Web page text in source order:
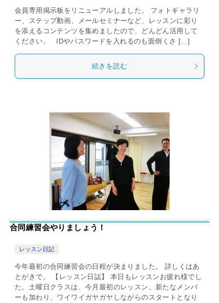
会員専用掲示板をリニューアルしました。 フォトギャラリ
ー、ステップ動画、メールセミナーなど、レッスンに彩り
を添えるコンテンツを集めましたので、どんどん活用して
ください。 IDやパスワードを入れるのも面倒くさ […]
続きを読む
合同練習会やりましょう！
レッスン日記
今年最初の合同練習会の日程が決まりました。 詳しくはあ
とがきで。 【レッスン日誌】 本日もレッスンお疲れ様でし
た。土曜日クラスは、今月最初のレッスン。新たなメンバ
ーも加わり、ワイワイガヤガヤしながらのスタートとなり